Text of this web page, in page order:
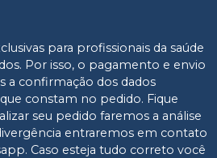
para profissionais da saúde
Por isso, o pagamento e envio
a confirmação dos dados
constam no pedido. Fique
seu pedido faremos a análise
entraremos em contato
Caso esteja tudo correto você